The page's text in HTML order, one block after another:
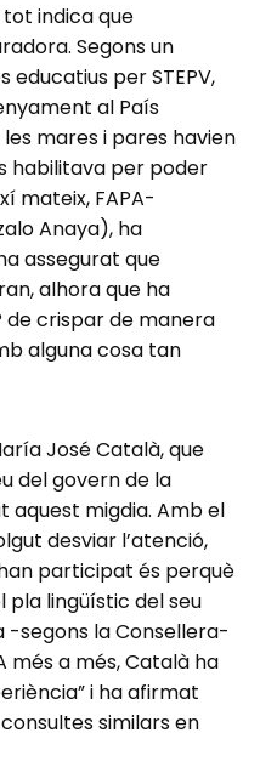
tot indica que
Segons un
per STEPV,
al País
les mares i pares havien
habilitava per poder
mateix, FAPA-
Anaya), ha
assegurat que
alhora que ha
de crispar de manera
alguna cosa tan
José Català, que
del govern de la
migdia. Amb el
desviar l’atenció,
participat és perquè
lingüístic del seu
segons la Consellera-
més a més, Català ha
i ha afirmat
similars en